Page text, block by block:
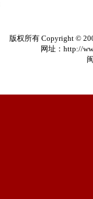
版权所有 Copyright ©
网址：http://